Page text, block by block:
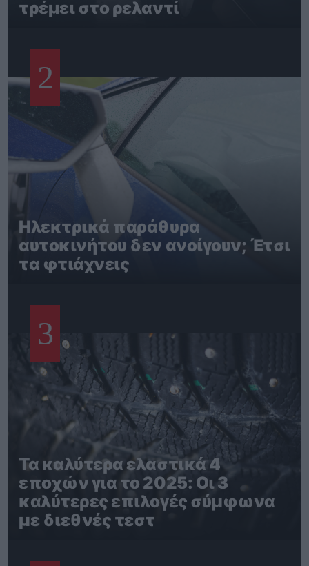
τρέμει στο ρελαντί
2
Ηλεκτρικά παράθυρα
αυτοκινήτου δεν ανοίγουν; Έτσι
τα φτιάχνεις
3
Τα καλύτερα ελαστικά 4
εποχών για το 2025: Οι 3
καλύτερες επιλογές σύμφωνα
με διεθνές τεστ